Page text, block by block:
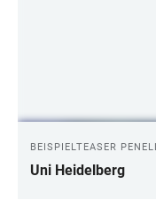
BEISPIELTEASER
Uni Heidelberg